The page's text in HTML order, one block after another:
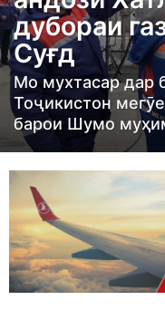
s
a
g
o
6
e
r
s
a
g
дубораи
Суғд
Мо мухтасар дар
Тоҷикистон
барои Шумо